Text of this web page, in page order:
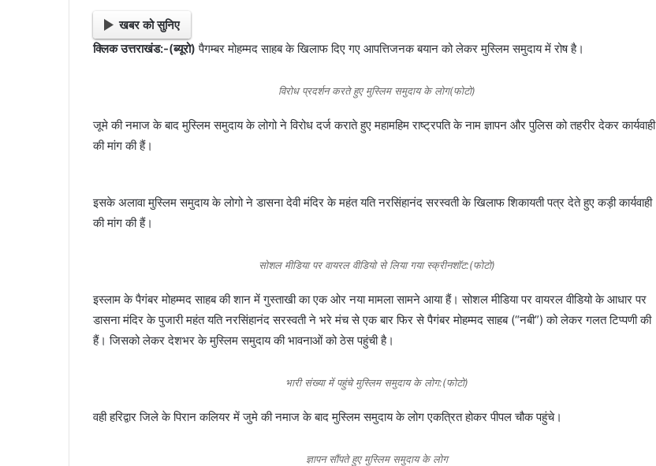
i
खबर को सुनिए
क्लिक उत्तराखंड:-(ब्यूरो) पैगम्बर मोहम्मद साहब के खिलाफ दिए गए आपत्तिजनक बयान को लेकर मुस्लिम समुदाय में रोष है।
विरोध प्रदर्शन करते हुए मुस्लिम समुदाय के लोग(फोटो)
जूमे की नमाज के बाद मुस्लिम समुदाय के लोगो ने विरोध दर्ज कराते हुए महामहिम राष्ट्रपति के नाम ज्ञापन और पुलिस को तहरीर देकर कार्यवाही
की मांग की हैं।
इसके अलावा मुस्लिम समुदाय के लोगो ने डासना देवी मंदिर के महंत यति नरसिंहानंद सरस्वती के खिलाफ शिकायती पत्र देते हुए कड़ी कार्यवाही
की मांग की हैं।
सोशल मीडिया पर वायरल वीडियो से लिया गया स्क्रीनशॉट:(फोटो)
इस्लाम के पैगंबर मोहम्मद साहब की शान में गुस्ताखी का एक ओर नया मामला सामने आया हैं। सोशल मीडिया पर वायरल वीडियो के आधार पर
डासना मंदिर के पुजारी महंत यति नरसिंहानंद सरस्वती ने भरे मंच से एक बार फिर से पैगंबर मोहम्मद साहब (“नबी”) को लेकर गलत टिप्पणी की
हैं। जिसको लेकर देशभर के मुस्लिम समुदाय की भावनाओं को ठेस पहुंची है।
भारी संख्या में पहुंचे मुस्लिम समुदाय के लोग:(फोटो)
वही हरिद्वार जिले के पिरान कलियर में जुमे की नमाज के बाद मुस्लिम समुदाय के लोग एकत्रित होकर पीपल चौक पहुंचे।
ज्ञापन सौंपते हुए मुस्लिम समुदाय के लोग